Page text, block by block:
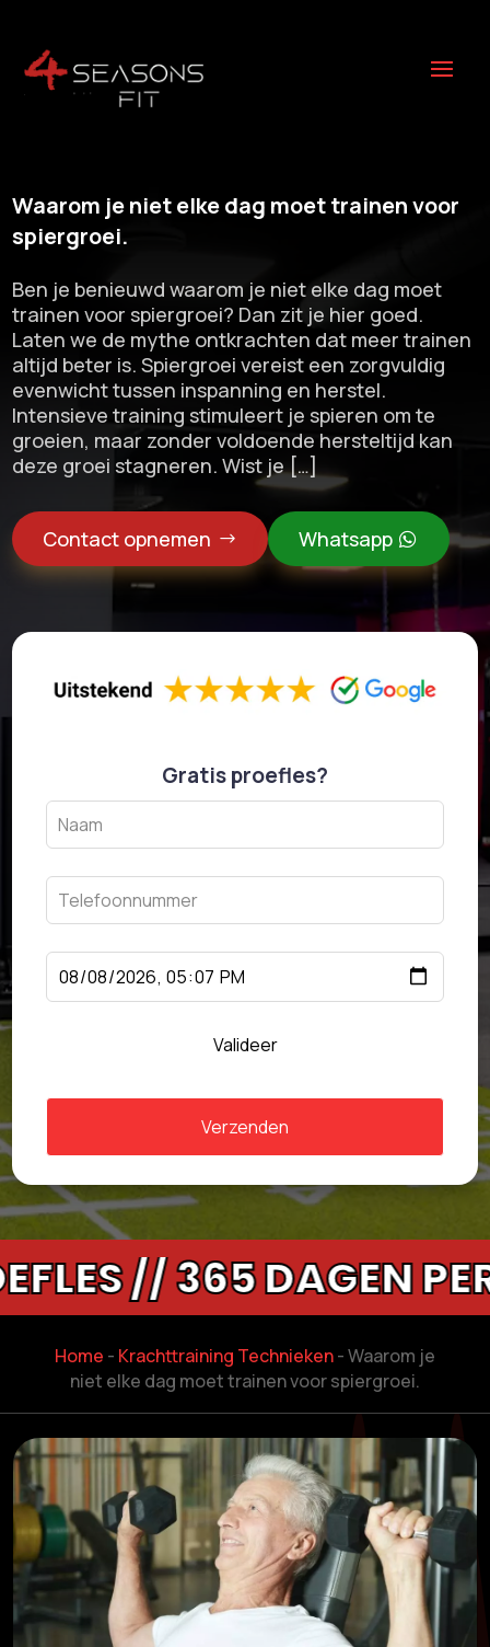
Waarom je niet elke dag moet trainen voor
spiergroei.​
Ben je benieuwd waarom je niet elke dag moet
trainen voor spiergroei? Dan zit je hier goed.​
Laten we de mythe ontkrachten dat meer trainen
altijd beter is.​ Spiergroei vereist een zorgvuldig
evenwicht tussen inspanning en herstel.​
Intensieve training stimuleert je spieren om te
groeien, maar zonder voldoende hersteltijd kan
deze groei stagneren.​ Wist je […]
Contact opnemen Whatsapp
Gratis proefles?
Leave
this
field
blank
Valideer
Verzenden
// 365 DAGEN PER
Home - Krachttraining Technieken-Waarom je
niet elke dag moet trainen voor spiergroei.​